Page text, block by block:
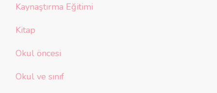
Kaynaştırma Eğitimi
Kitap
Okul öncesi
Okul ve sınıf